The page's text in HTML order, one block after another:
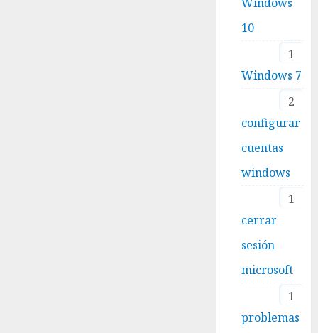
10
1
Windows 7
2
configurar
cuentas
windows
1
cerrar
sesión
microsoft
1
problemas